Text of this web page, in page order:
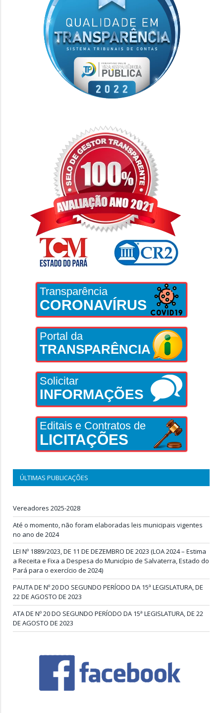
Transparência
CORONAVÍRUS
Portal da
TRANSPARÊNCIA
Solicitar
INFORMAÇÕES
Editais e Contratos de
LICITAÇÕES
ÚLTIMAS PUBLICAÇÕES
Vereadores 2025-2028
Até o momento, não foram elaboradas leis municipais vigentes
no ano de 2024
LEI Nº 1889/2023, DE 11 DE DEZEMBRO DE 2023 (LOA 2024 – Estima
a Receita e Fixa a Despesa do Município de Salvaterra, Estado do
Pará para o exercício de 2024)
PAUTA DE Nº 20 DO SEGUNDO PERÍODO DA 15ª LEGISLATURA, DE
22 DE AGOSTO DE 2023
ATA DE Nº 20 DO SEGUNDO PERÍODO DA 15ª LEGISLATURA, DE 22
DE AGOSTO DE 2023